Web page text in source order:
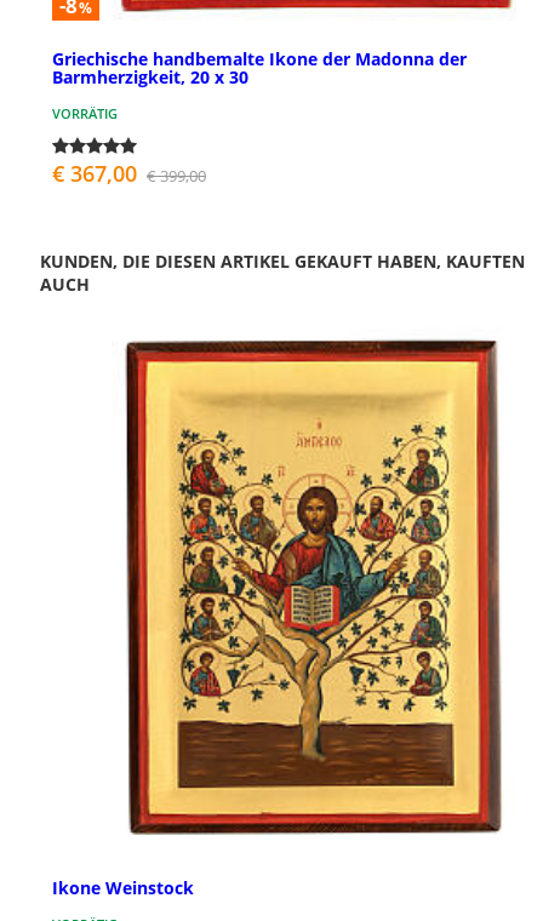
-8%
Griechische handbemalte Ikone der Madonna der
Barmherzigkeit, 20 x 30
VORRÄTIG
€ 367,00 € 399,00
KUNDEN, DIE DIESEN ARTIKEL GEKAUFT HABEN, KAUFTEN
AUCH
Ikone Weinstock